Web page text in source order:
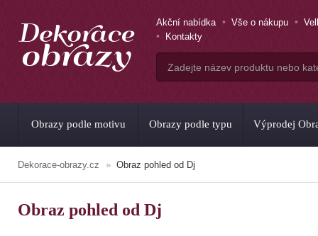
Akční nabídka Vše o nákupu
Kontakty
Obrazy podle motivu Obrazy podle typu Výprodej
Dekorace-obrazy.cz Obraz pohled od Dj
Obraz pohled od Dj